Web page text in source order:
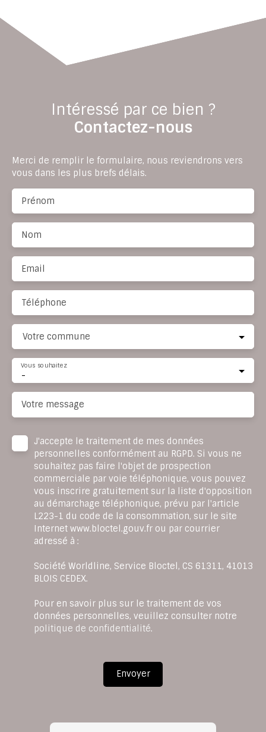
Intéressé par ce bien ?
Contactez-nous
Merci de remplir le formulaire, nous reviendrons vers
vous dans les plus brefs délais.
Prénom
Nom
Email
Téléphone
Votre commune
-
Vous souhaitez
Votre message
J'accepte le traitement de mes données
personnelles conformément au RGPD. Si vous ne
souhaitez pas faire l'objet de prospection
commerciale par voie téléphonique, vous pouvez
vous inscrire gratuitement sur la liste d'opposition
au démarchage téléphonique, prévu par l'article
L223-1 du code de la consommation, sur le site
Internet www.bloctel.gouv.fr ou par courrier
adressé à :
Société Worldline, Service Bloctel, CS 61311, 41013
BLOIS CEDEX.
Pour en savoir plus sur le traitement de vos
données personnelles, veuillez consulter notre
politique de confidentialité.
Envoyer